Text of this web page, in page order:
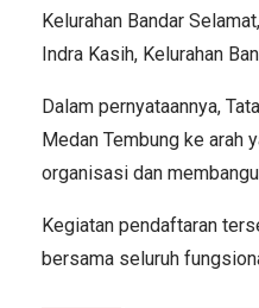
Kelurahan Bandar
Indra Kasih, Kelurahan
Dalam pernyataannya,
Medan Tembung ke arah
organisasi dan
Kegiatan pendaftaran
bersama seluruh